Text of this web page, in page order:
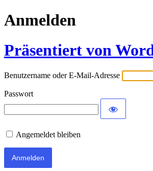
Anmelden
Präsentiert von
Benutzername oder E-Mail-Adresse
Passwort
Angemeldet bleiben